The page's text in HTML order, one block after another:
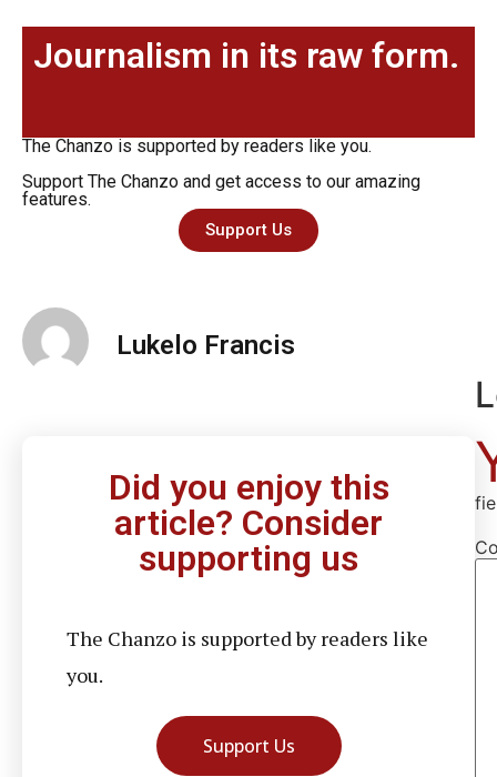
Journalism in its raw form.
The Chanzo is supported by readers like you.
Support The Chanzo and get access to our amazing
features.
Support Us
Lukelo Francis
Did you enjoy this
article? Consider
supporting us
The Chanzo is supported by readers like
you.
Support Us